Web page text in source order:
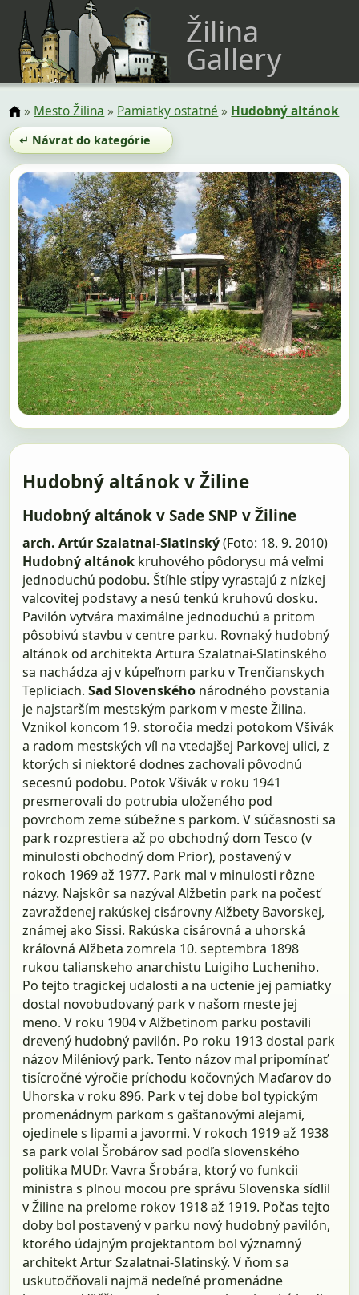
Žilina
Gallery
» Mesto Žilina » Pamiatky ostatné » Hudobný altánok
↵ Návrat do kategórie
Hudobný altánok v Žiline
Hudobný altánok v Sade SNP v Žiline
arch. Artúr Szalatnai-Slatinský(Foto: 18. 9. 2010)
Hudobný altánok kruhového pôdorysu má veľmi
jednoduchú podobu. Štíhle stĺpy vyrastajú z nízkej
valcovitej podstavy a nesú tenkú kruhovú dosku.
Pavilón vytvára maximálne jednoduchú a pritom
pôsobivú stavbu v centre parku. Rovnaký hudobný
altánok od architekta Artura Szalatnai-Slatinského
sa nachádza aj v kúpeľnom parku v Trenčianskych
Tepliciach.Sad Slovenského národného povstania
je najstarším mestským parkom v meste Žilina.
Vznikol koncom 19. storočia medzi potokom Všivák
a radom mestských víl na vtedajšej Parkovej ulici, z
ktorých si niektoré dodnes zachovali pôvodnú
secesnú podobu. Potok Všivák v roku 1941
presmerovali do potrubia uloženého pod
povrchom zeme súbežne s parkom. V súčasnosti sa
park rozprestiera až po obchodný dom Tesco (v
minulosti obchodný dom Prior), postavený v
rokoch 1969 až 1977. Park mal v minulosti rôzne
názvy. Najskôr sa nazýval Alžbetin park na počesť
zavraždenej rakúskej cisárovny Alžbety Bavorskej,
známej ako Sissi. Rakúska cisárovná a uhorská
kráľovná Alžbeta zomrela 10. septembra 1898
rukou talianskeho anarchistu Luigiho Lucheniho.
Po tejto tragickej udalosti a na uctenie jej pamiatky
dostal novobudovaný park v našom meste jej
meno. V roku 1904 v Alžbetinom parku postavili
drevený hudobný pavilón. Po roku 1913 dostal park
názov Miléniový park. Tento názov mal pripomínať
tisícročné výročie príchodu kočovných Maďarov do
Uhorska v roku 896. Park v tej dobe bol typickým
promenádnym parkom s gaštanovými alejami,
ojedinele s lipami a javormi. V rokoch 1919 až 1938
sa park volal Šrobárov sad podľa slovenského
politika MUDr. Vavra Šrobára, ktorý vo funkcii
ministra s plnou mocou pre správu Slovenska sídlil
v Žiline na prelome rokov 1918 až 1919. Počas tejto
doby bol postavený v parku nový hudobný pavilón,
ktorého údajným projektantom bol významný
architekt Artur Szalatnai-Slatinský. V ňom sa
uskutočňovali najmä nedeľné promenádne